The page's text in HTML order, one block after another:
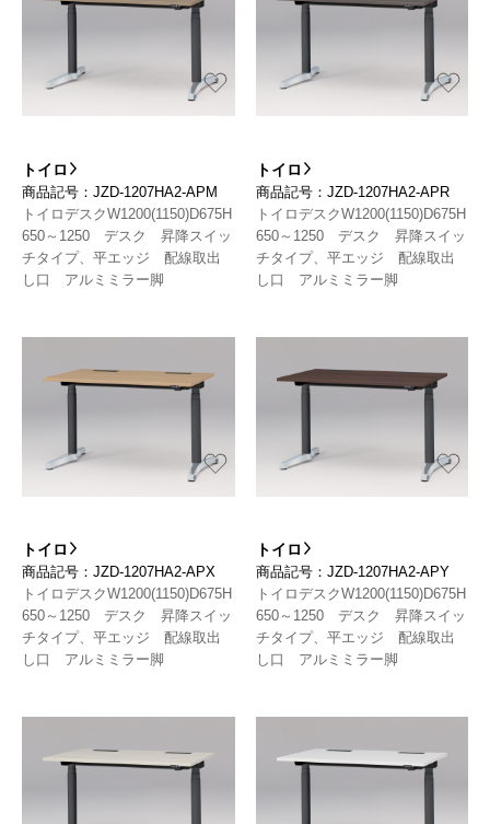
トイロ
商品記号：JZD-1207HA2-APM
トイロデスクW1200(1150)D675H
650～1250 デスク 昇降スイッ
チタイプ、平エッジ 配線取出
し口 アルミミラー脚
トイロ
商品記号：JZD-1207HA2-APR
トイロデスクW1200(1150)D675H
650～1250 デスク 昇降スイッ
チタイプ、平エッジ 配線取出
し口 アルミミラー脚
トイロ
商品記号：JZD-1207HA2-APX
トイロデスクW1200(1150)D675H
650～1250 デスク 昇降スイッ
チタイプ、平エッジ 配線取出
し口 アルミミラー脚
トイロ
商品記号：JZD-1207HA2-APY
トイロデスクW1200(1150)D675H
650～1250 デスク 昇降スイッ
チタイプ、平エッジ 配線取出
し口 アルミミラー脚